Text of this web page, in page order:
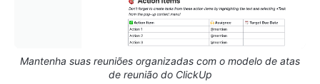
Mantenha suas reuniões organizadas com o modelo de atas
de reunião do ClickUp